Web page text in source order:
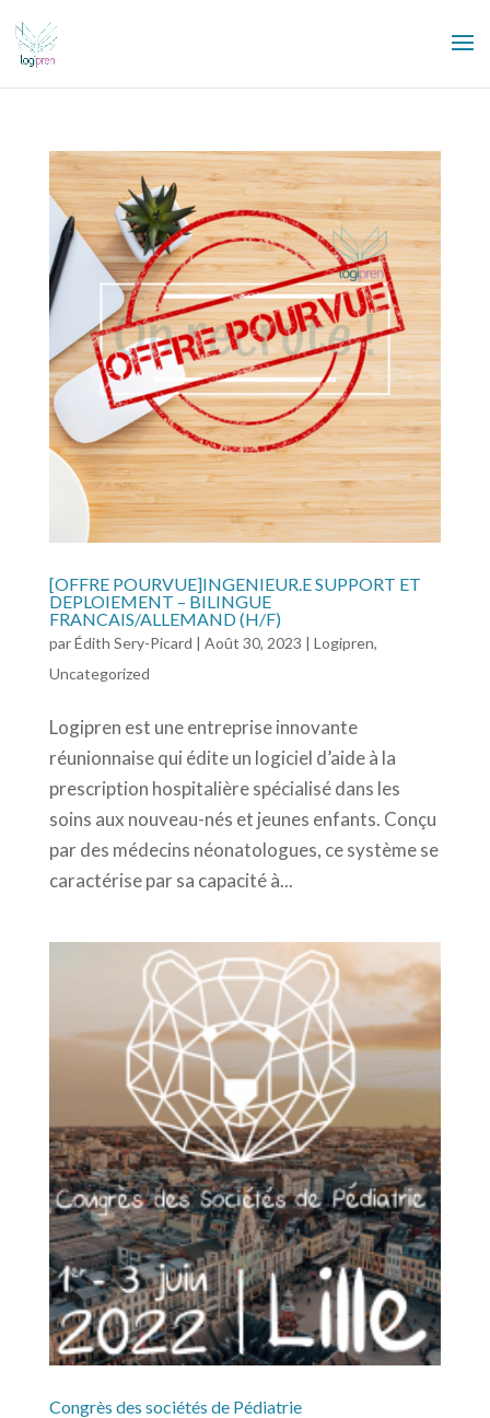
[OFFRE POURVUE]INGENIEUR.E SUPPORT ET
DEPLOIEMENT – BILINGUE
FRANCAIS/ALLEMAND (H/F)
parÉdith Sery-Picard | Août 30, 2023 | Logipren,
Uncategorized
Logipren est une entreprise innovante
réunionnaise qui édite un logiciel d’aide à la
prescription hospitalière spécialisé dans les
soins aux nouveau-nés et jeunes enfants. Conçu
par des médecins néonatologues, ce système se
caractérise par sa capacité à...
Congrès des sociétés de Pédiatrie